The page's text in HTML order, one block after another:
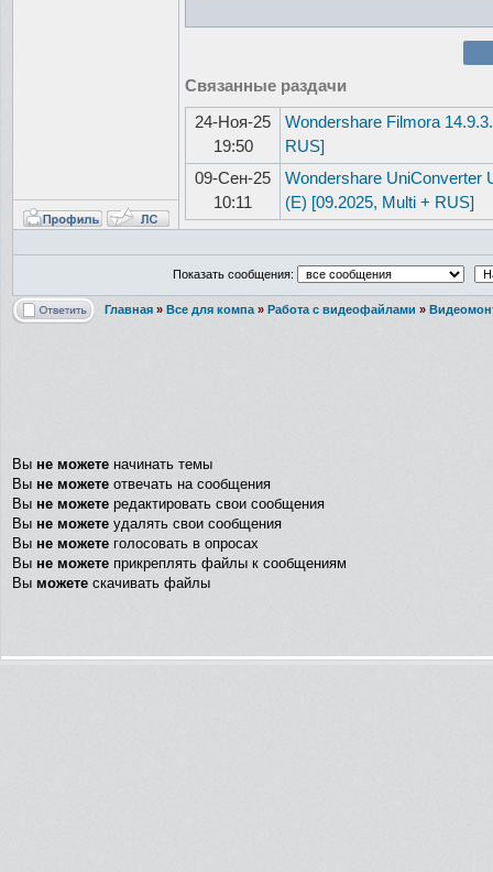
Связанные раздачи
24-Ноя-25
19:50
Wondershare Filmora
RUS]
09-Сен-25
10:11
Wondershare UniConverter
(E) [09.2025, Multi + RUS]
Показать сообщения:
Главная » Все для компа » Работа с видеофайлами »
Вы не можете начинать темы
Вы не можете отвечать на сообщения
Вы не можете редактировать свои сообщения
Вы не можете удалять свои сообщения
Вы не можете голосовать в опросах
Вы не можете прикреплять файлы к сообщениям
Вы можете скачивать файлы